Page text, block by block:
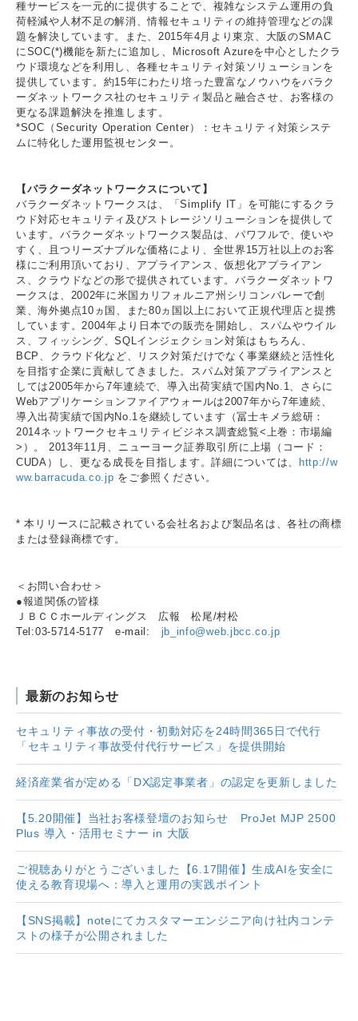
種サービスを一元的に提供することで、複雑なシステム運用の負
荷軽減や人材不足の解消、情報セキュリティの維持管理などの課
題を解決しています。また、2015年4月より東京、大阪のSMAC
にSOC(*)機能を新たに追加し、Microsoft Azureを中心としたクラ
ウド環境などを利用し、各種セキュリティ対策ソリューションを
提供しています。約15年にわたり培った豊富なノウハウをバラク
ーダネットワークス社のセキュリティ製品と融合させ、お客様の
更なる課題解決を推進します。
*SOC（Security Operation Center）：セキュリティ対策システ
ムに特化した運用監視センター。
【バラクーダネットワークスについて】
バラクーダネットワークスは、「Simplify IT」を可能にするクラ
ウド対応セキュリティ及びストレージソリューションを提供して
います。バラクーダネットワークス製品は、パワフルで、使いや
すく、且つリーズナブルな価格により、全世界15万社以上のお客
様にご利用頂いており、アプライアンス、仮想化アプライアン
ス、クラウドなどの形で提供されています。バラクーダネットワ
ークスは、2002年に米国カリフォルニア州シリコンバレーで創
業、海外拠点10ヵ国、また80ヵ国以上において正規代理店と提携
しています。2004年より日本での販売を開始し、スパムやウイル
ス、フィッシング、SQLインジェクション対策はもちろん、
BCP、クラウド化など、リスク対策だけでなく事業継続と活性化
を目指す企業に貢献してきました。スパム対策アプライアンスと
しては2005年から7年連続で、導入出荷実績で国内No.1、さらに
Webアプリケーションファイアウォールは2007年から7年連続、
導入出荷実績で国内No.1を継続しています（冨士キメラ総研：
2014ネットワークセキュリティビジネス調査総覧<上巻：市場編
>）。 2013年11月、ニューヨーク証券取引所に上場（コード：
CUDA）し、更なる成長を目指します。詳細については、
http://w
ww.barracuda.co.jp をご参照ください。
* 本リリースに記載されている会社名および製品名は、各社の商標
または登録商標です。
＜お問い合わせ＞
●報道関係の皆様
ＪＢＣＣホールディングス 広報 松尾/村松
Tel:03-5714-5177 e-mail: jb_info@web.jbcc.co.jp
最新のお知らせ
セキュリティ事故の受付・初動対応を24時間365日で代行
「セキュリティ事故受付代行サービス」を提供開始
経済産業省が定める「DX認定事業者」の認定を更新しました
【5.20開催】当社お客様登壇のお知らせ ProJet MJP 2500
Plus 導入・活用セミナー in 大阪
ご視聴ありがとうございました【6.17開催】生成AIを安全に
使える教育現場へ：導入と運用の実践ポイント
【SNS掲載】noteにてカスタマーエンジニア向け社内コンテ
ストの様子が公開されました